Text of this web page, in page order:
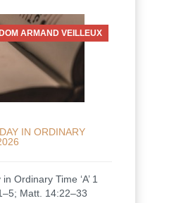
ARMAND VEILLEUX
IN ORDINARY
Ordinary Time ‘A’ 1
Matt. 14:22–33